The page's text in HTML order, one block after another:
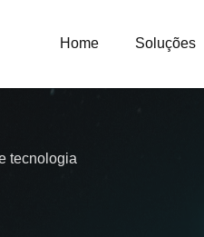
Home Soluções
tecnologia